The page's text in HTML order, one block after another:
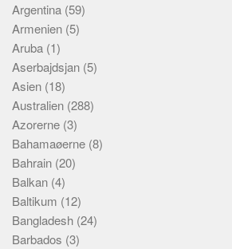
Argentina (59)
Armenien (5)
Aruba (1)
Aserbajdsjan (5)
Asien (18)
Australien (288)
Azorerne (3)
Bahamaøerne (8)
Bahrain (20)
Balkan (4)
Baltikum (12)
Bangladesh (24)
Barbados (3)